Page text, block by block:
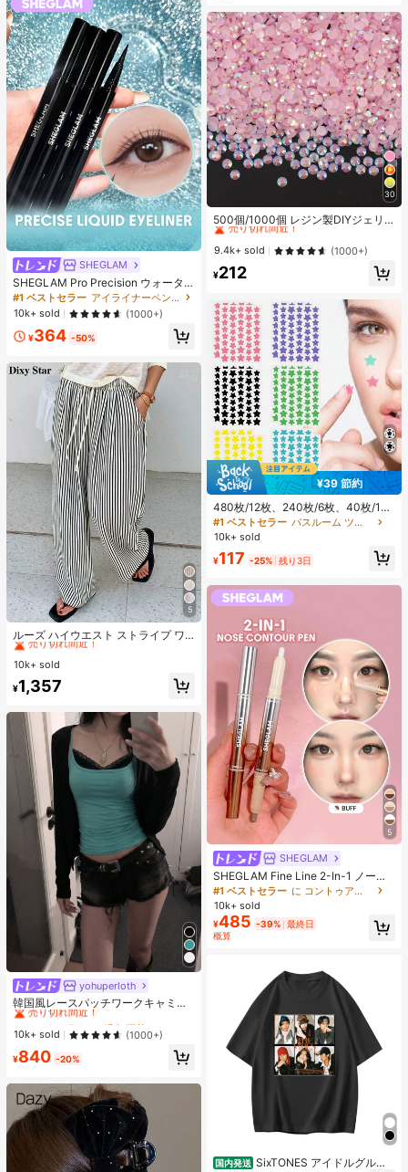
SHEGLAM
SHEGLAM Pro Precision ウォータ
ープルーフリキッドアイライナー-Bl
ack 女性と女の子のためのブランド
ビューティーコスメメイクアップ
#1 ベストセラー
アイライナーペンシル アイライナー
10k+ sold
(1000+)
¥364 -50%
5
ルーズ ハイウエスト ストライプ ワ
イドレッグパンツ、ドローストリン
グ ウエスト、多用途 (ストライプパ
ターンランダム) 春、エフォートレス
スタイル
#1 ベストセラー
に カジュアル カジュアルパンツ
売り切れ間近！
#1 ベストセラー
売り切れ間近！
#1 ベストセラー
売り切れ間近！
#1 ベストセラー
売り切れ間近！
10k+ sold
¥1,357
yohuperloth
韓国風レースパッチワークキャミソ
ールタンクトップ、Y2Kエステティ
ック、ストリートウェアカジュアル
サマー
#1 ベストセラー
売り切れ間近！
#1 ベストセラー
売り切れ間近！
#1 ベストセラー
売り切れ間近！
#1 ベストセラー
売り切れ間近！
10k+ sold (1000+)
¥840 -20%
30
500個/1000個 レジン製DIYジェリ
ーフラットバックラインストーン、
ミニラウンドラインストーン、スマ
ホケース、カップ、靴、ブーツ、衣
類装飾、ハンドメイドDIYアイドル
ファン、ネームタグ用
売り切れ間近！
#3 ベストセラー
売り切れ間近！
#3 ベストセラー
売り切れ間近！
#3 ベストセラー
に ベストセラーの裁縫用品 アパレル縫製・生地
売り切れ間近！
9.4k+ sold (1000+)
¥212
¥39 節約
480枚/12枚、240枚/6枚、40枚/1
枚、フェイススターシール、ハロウ
ィン装飾シール、クリスマス装飾シ
ルな装飾シール、パーティー・ホリ
ル、パーティー装飾シール、ルーム
デコレーション、バニティ、寝室、
旅行、旅行必需品、装飾アクセサリ
ー、経済的で実用的、ストッキング
スタッファー、メイクアップツー
ル、手頃な商品、ギフト、ノベルテ
ィ、女性向けギフト、クリスマスギ
フト、エステティック
#1 ベストセラー
バスルーム ツールアクセサリ
10k+ sold
¥117 -25% 残り3日
5
SHEGLAM
SHEGLAM Fine Line 2-In-1 ノーズ
コンター&ハイライトペン-Buff ノー
ズシャドウ シェーディング 女性と女
の子のためのブランドビューティー
コスメメイクアップ
#1 ベストセラー
に コントゥア＆ブロンザー
10k+ sold
¥485 -39% 最終日
概算
国内発送 SixTONES アイドルグルー